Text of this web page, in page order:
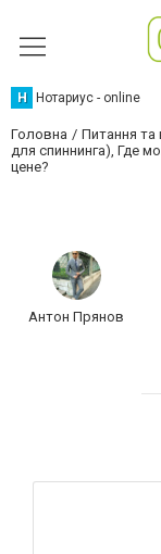
Н Нотариус - online
Головна Питання та
для спиннинга), Где
цене?
Антон Прянов